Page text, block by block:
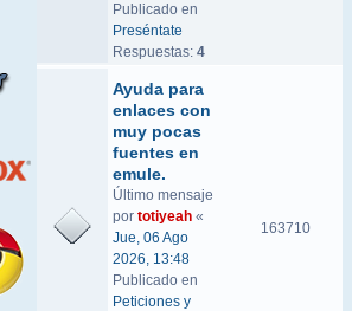
Publicado en
Preséntate
Respuestas: 4
Ayuda para
enlaces con
muy pocas
fuentes en
emule.
Último mensaje
por totiyeah «
Jue, 06 Ago
2026, 13:48
Publicado en
Peticiones y
163710